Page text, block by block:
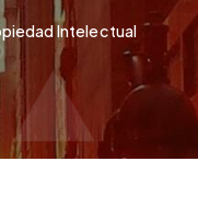
Intelectual